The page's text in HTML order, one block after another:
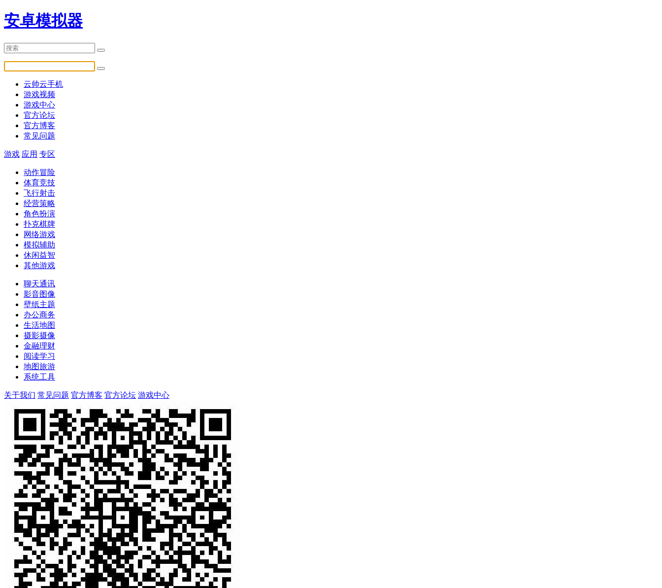
安卓模拟器
云帅云手机
游戏视频
游戏中心
官方论坛
官方博客
常见问题
游戏 应用 专区
动作冒险
体育竞技
飞行射击
经营策略
角色扮演
扑克棋牌
网络游戏
模拟辅助
休闲益智
其他游戏
聊天通讯
影音图像
壁纸主题
办公商务
生活地图
摄影摄像
金融理财
阅读学习
地图旅游
系统工具
关于我们 常见问题 官方博客 官方论坛 游戏中心